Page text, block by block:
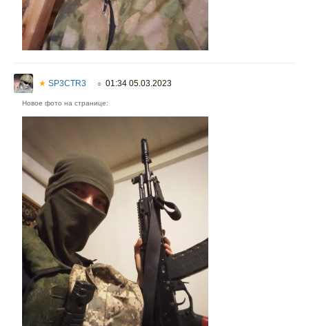
★ SP3CTR3 ○ 01:34 05.03.2023
Новое фото на странице: